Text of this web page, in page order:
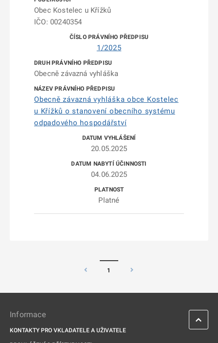
Obec Kostelec u Křížků
IČO: 00240354
1/2025
Obecně závazná vyhláška
Obecně závazná vyhláška obce Kostelec
u Křížků o stanovení obecního systému
odpadového hospodářství
20.05.2025
04.06.2025
Platné
1
Informace
KONTAKTY PRO VKLADATELE A UŽIVATELE